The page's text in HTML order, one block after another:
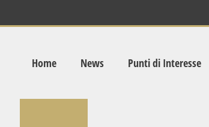
Home News Punti di Interesse